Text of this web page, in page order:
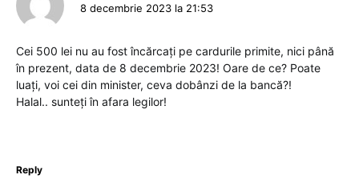
8 decembrie 2023 la 21:53
Cei 500 lei nu au fost încărcați pe cardurile primite, nici până
în prezent, data de 8 decembrie 2023! Oare de ce? Poate
luați, voi cei din minister, ceva dobânzi de la bancă?!
Halal.. sunteți în afara legilor!
Reply